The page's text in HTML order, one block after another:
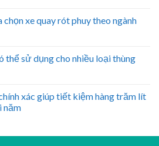
xe quay rót phuy theo ngành
thể sử dụng cho nhiều loại thùng
xác giúp tiết kiệm hàng trăm lít
năm